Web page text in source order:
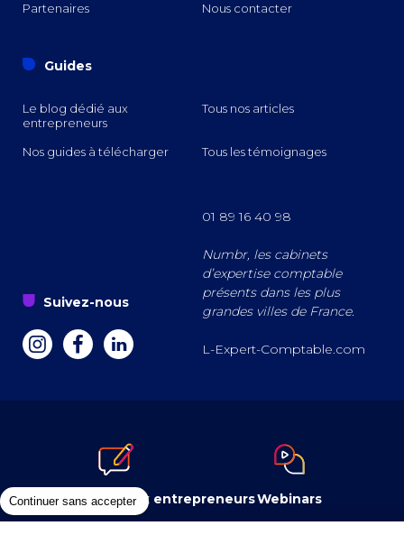
Continuer sans accepter
Partenaires
Nous contacter
o Guides
Le blog dédié aux
entrepreneurs
Tous nos articles
Nos guides à télécharger Tous les témoignages
s Suivez-nous
a z e
01 89 16 40 98
Numbr, les cabinets
d’expertise comptable
présents dans les plus
grandes villes de France.
L-Expert-Comptable.com
Le blog dédié aux entrepreneursWebinars